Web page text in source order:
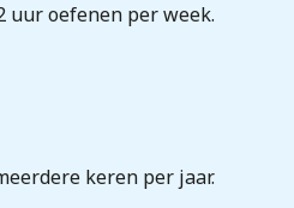
uur oefenen per week.
keren per jaar.